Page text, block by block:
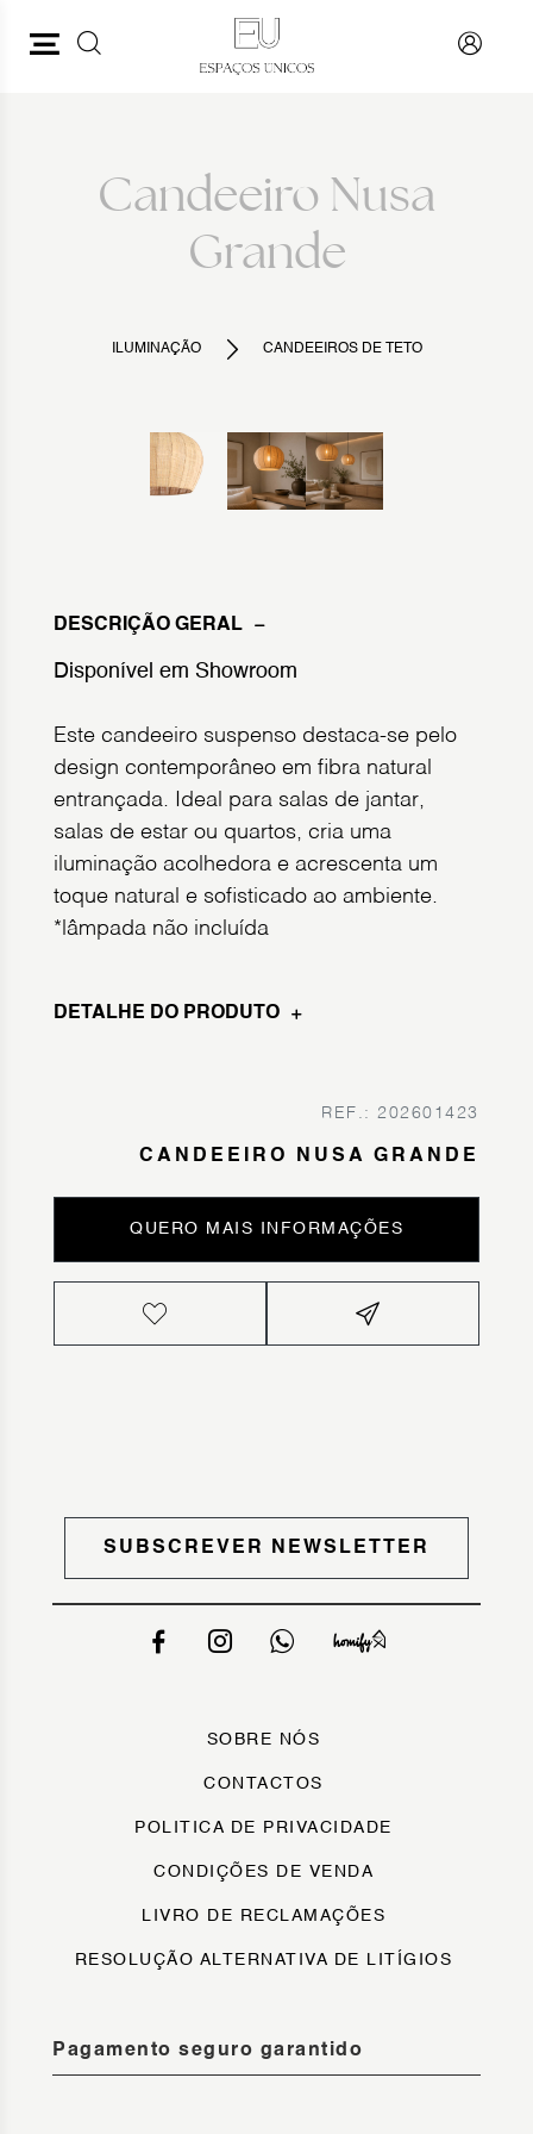
Candeeiro Nusa
Grande
ILUMINAÇÃO CANDEEIROS DE TETO
DESCRIÇÃO GERAL
Disponível em Showroom
Este candeeiro suspenso destaca-se pelo
design contemporâneo em fibra natural
entrançada. Ideal para salas de jantar,
salas de estar ou quartos, cria uma
iluminação acolhedora e acrescenta um
toque natural e sofisticado ao ambiente.
*lâmpada não incluída
DETALHE DO PRODUTO
REF.: 202601423
CANDEEIRO NUSA GRANDE
QUERO MAIS INFORMAÇÕES
SUBSCREVER NEWSLETTER
SOBRE NÓS
CONTACTOS
POLITICA DE PRIVACIDADE
CONDIÇÕES DE VENDA
LIVRO DE RECLAMAÇÕES
RESOLUÇÃO ALTERNATIVA DE LITÍGIOS
Pagamento seguro garantido
PESQUISAR